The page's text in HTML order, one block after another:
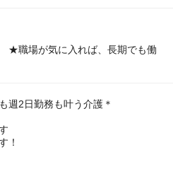
職場が気に入れば、長期でも働
週2日勤務も叶う介護＊
！